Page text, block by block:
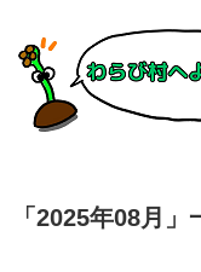
「 2025年08月 」